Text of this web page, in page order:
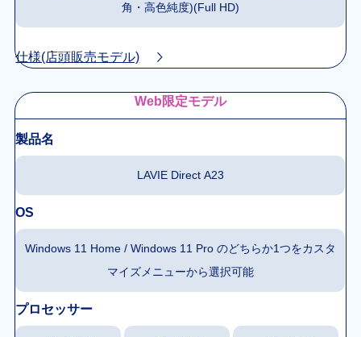
角・高色純度)(Full HD)
仕様(店頭販売モデル)
Web限定モデル
製品名
LAVIE Direct A23
OS
Windows 11 Home / Windows 11 Pro のどちらか1つをカスタ
マイズメニューから選択可能
プロセッサー